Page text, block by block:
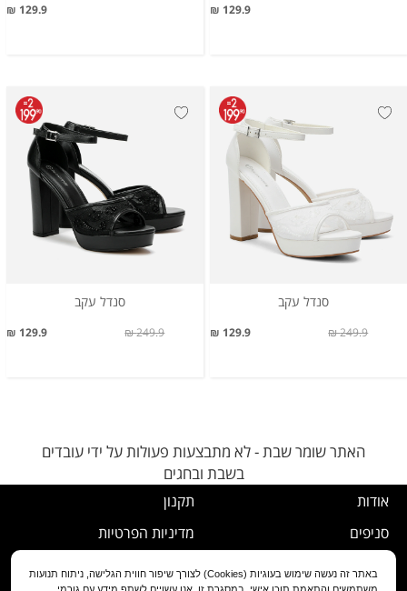
129.9 ₪
129.9 ₪
סנדל עקב
129.9 ₪ 249.9 ₪
סנדל עקב
129.9 ₪ 249.9 ₪
האתר שומר שבת - לא מתבצעות פעולות על ידי עובדים
בשבת ובחגים
אודות
סניפים
תקנון
מדיניות הפרטיות
נוהל ביטול עסקה
באתר זה נעשה שימוש בעוגיות (Cookies) לצורך שיפור חווית הגלישה, ניתוח תנועות